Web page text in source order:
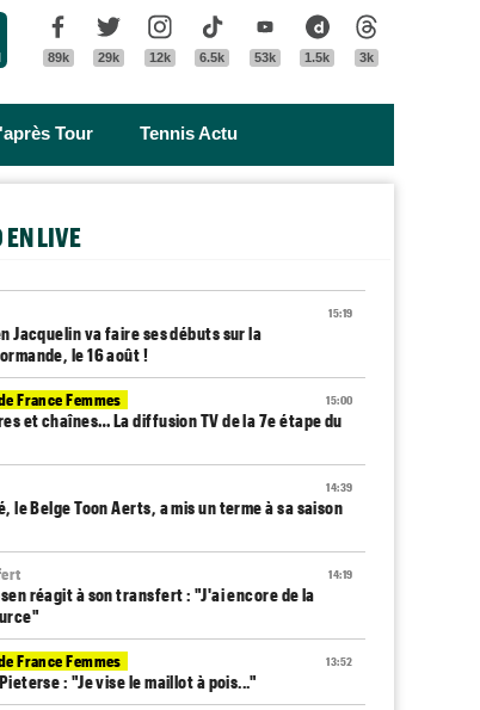
Facebook
89k
Twitter
29k
Instagram
12k
Tik Tok
6.5k
Youtube
53k
Dailymotion
1.5k 3k
Tour Tennis Actu
EN LIVE
15:19
Jacquelin va faire ses débuts sur la
le 16 août !
15:00
France Femmes
et chaînes… La diffusion TV de la 7e étape du
14:39
le Belge Toon Aerts, a mis un terme à sa saison
14:19
réagit à son transfert : "J'ai encore de la
13:52
France Femmes
: "Je vise le maillot à pois..."